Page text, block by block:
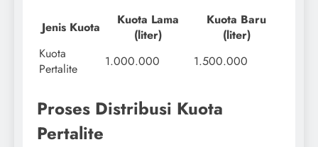
Jenis Kuota
Kuota Lama
(liter)
Kuota Baru
(liter)
Kuota
Pertalite
1.000.000 1.500.000
Proses Distribusi Kuota
Pertalite